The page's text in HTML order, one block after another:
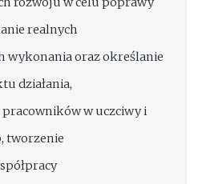
realnych
oraz określanie
działania,
w uczciwy i
tworzenie